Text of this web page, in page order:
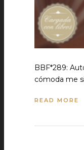
BBF*289:
cómoda me
READ MORE